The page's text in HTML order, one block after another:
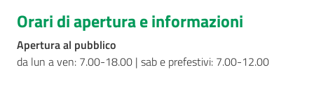
Orari di apertura e informazioni
Apertura al pubblico
da lun a ven: 7.00-18.00 | sab e prefestivi: 7.00-12.00